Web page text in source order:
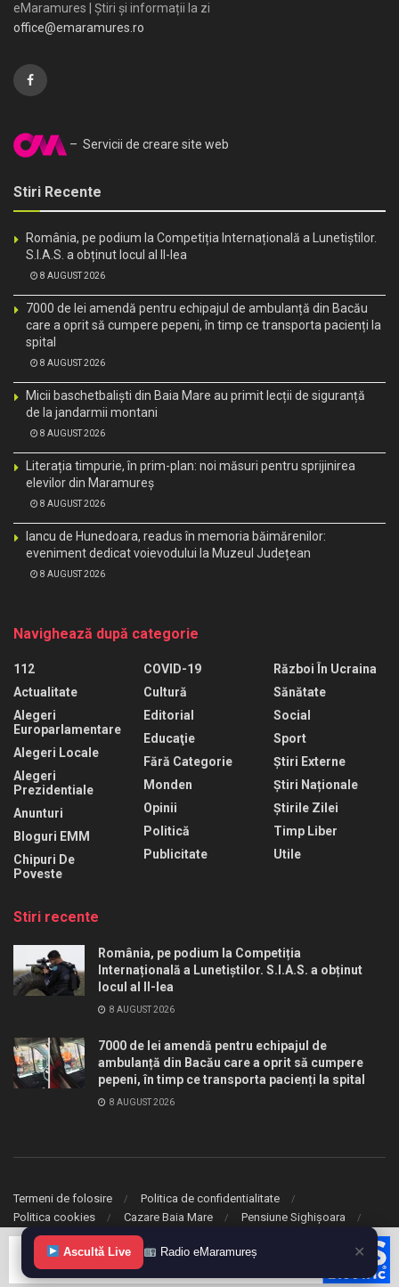
eMaramures | Știri și informații la zi
office@emaramures.ro
– Servicii de creare site web
Stiri Recente
România, pe podium la Competiția Internațională a Lunetiștilor.
S.I.A.S. a obținut locul al II-lea
8 AUGUST 2026
7000 de lei amendă pentru echipajul de ambulanță din Bacău
care a oprit să cumpere pepeni, în timp ce transporta pacienți la
spital
8 AUGUST 2026
Micii baschetbaliști din Baia Mare au primit lecții de siguranță
de la jandarmii montani
8 AUGUST 2026
Literația timpurie, în prim-plan: noi măsuri pentru sprijinirea
elevilor din Maramureș
8 AUGUST 2026
Iancu de Hunedoara, readus în memoria băimărenilor:
eveniment dedicat voievodului la Muzeul Județean
8 AUGUST 2026
Navighează după categorie
112
Actualitate
Alegeri
Europarlamentare
Alegeri Locale
Alegeri
Prezidentiale
Anunturi
Bloguri EMM
Chipuri De
Poveste
COVID-19
Cultură
Editorial
Educaţie
Fără Categorie
Monden
Opinii
Politică
Publicitate
Război În Ucraina
Sănătate
Social
Sport
Știri Externe
Știri Naționale
Știrile Zilei
Timp Liber
Utile
Stiri recente
România, pe podium la Competiția
Internațională a Lunetiștilor. S.I.A.S. a obținut
locul al II-lea
8 AUGUST 2026
7000 de lei amendă pentru echipajul de
ambulanță din Bacău care a oprit să cumpere
pepeni, în timp ce transporta pacienți la spital
8 AUGUST 2026
Termeni de folosire
Politica de confidentialitate
Politica cookies
Cazare Baia Mare Pensiune Sighișoara
© 2020 eMaramures. Toate drepturile rezervate.
Ascultă Live Radio eMaramureș ✕